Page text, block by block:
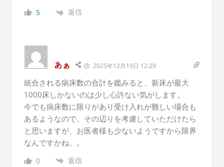
5 返信
あぁ 2025年12月19日 12:29
統合される病床数の合計を鑑みると、新床が最大
1000床しかないのは少し心許ない気がします。
今でも病床数に限りがあり受け入れが難しい場合も
あるようなので、その辺りを考慮していただけたら
と思いますが、お医者様も少ないようですから限界
なんですかね。。
0 返信